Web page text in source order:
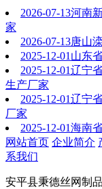
2026-07-13河南
家
2026-07-13唐山
2025-12-01 山东
2025-12-01辽宁
生产厂家
2025-12-01辽宁
厂家
2025-12-01海南
网站首页 企业简介
系我们
安平县秉德丝网制